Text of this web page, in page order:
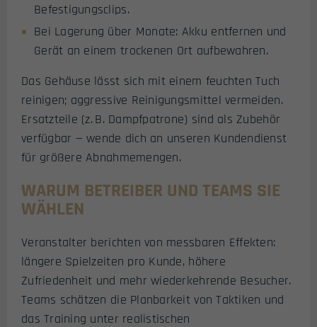
Befestigungsclips.
Bei Lagerung über Monate: Akku entfernen und
Gerät an einem trockenen Ort aufbewahren.
Das Gehäuse lässt sich mit einem feuchten Tuch
reinigen; aggressive Reinigungsmittel vermeiden.
Ersatzteile (z. B. Dampfpatrone) sind als Zubehör
verfügbar — wende dich an unseren Kundendienst
für größere Abnahmemengen.
WARUM BETREIBER UND TEAMS SIE
WÄHLEN
Veranstalter berichten von messbaren Effekten:
längere Spielzeiten pro Kunde, höhere
Zufriedenheit und mehr wiederkehrende Besucher.
Teams schätzen die Planbarkeit von Taktiken und
das Training unter realistischen